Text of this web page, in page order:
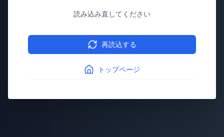
読み込み直してください
再読込する
トップページ